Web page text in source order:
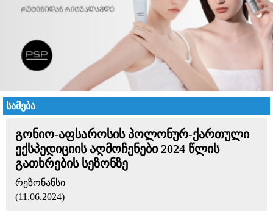
სამება
გონიო-აფსაროსის პოლონურ-ქართული
ექსპედიციის აღმოჩენები 2024 წლის
გათხრების სეზონზე
რეზონანსი
(11.06.2024)